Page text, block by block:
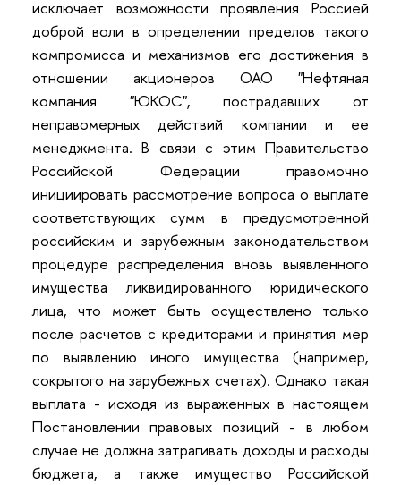
исключает возможности проявления Россией
доброй воли в определении пределов такого
компромисса и механизмов его достижения в
отношении акционеров ОАО "Нефтяная
компания "ЮКОС", пострадавших от
неправомерных действий компании и ее
менеджмента. В связи с этим Правительство
Российской Федерации правомочно
инициировать рассмотрение вопроса о выплате
соответствующих сумм в предусмотренной
российским и зарубежным законодательством
процедуре распределения вновь выявленного
имущества ликвидированного юридического
лица, что может быть осуществлено только
после расчетов с кредиторами и принятия мер
по выявлению иного имущества (например,
сокрытого на зарубежных счетах). Однако такая
выплата - исходя из выраженных в настоящем
Постановлении правовых позиций - в любом
случае не должна затрагивать доходы и расходы
бюджета, а также имущество Российской